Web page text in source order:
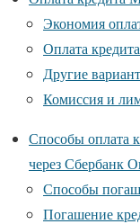
Экономия
Оплата
Другие
Комиссия и
Способы оплата
через Сбербанк
Способы
Погашение